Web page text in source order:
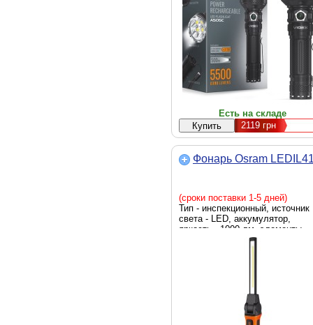
Есть на складе
2119грн
Фонарь Osram
(сроки поставки 1-5 дней)
Тип - инспекционный, источник
света - LED, аккумулятор,
яркость - 1000 лм, элементы
питания - Li-Ion, вес - 308 г